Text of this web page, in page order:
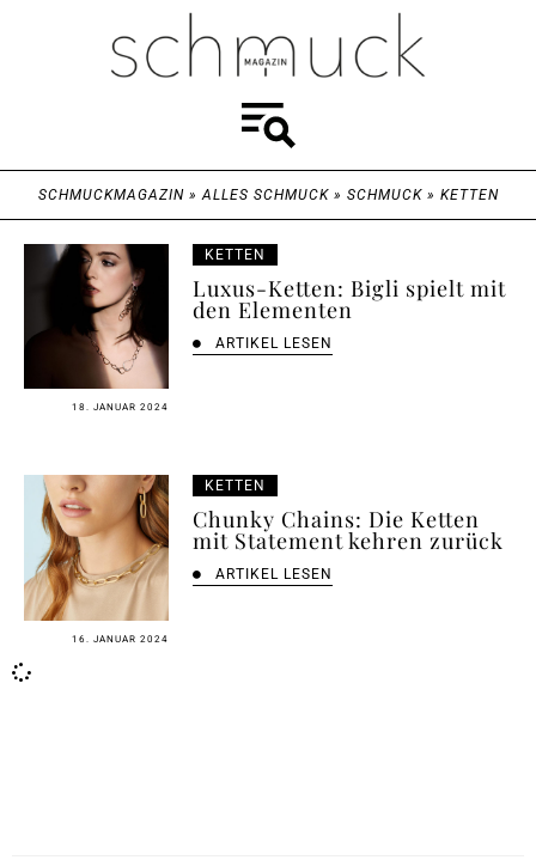
SCHMUCKMAGAZIN»ALLES SCHMUCK» SCHMUCK» KETTEN
18. JANUAR 2024
KETTEN
Luxus-Ketten: Bigli spielt mit
den Elementen
ARTIKEL LESEN
16. JANUAR 2024
KETTEN
Chunky Chains: Die Ketten
mit Statement kehren zurück
ARTIKEL LESEN